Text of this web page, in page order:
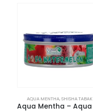
AQUA MENTHA,SHISHA TABAK